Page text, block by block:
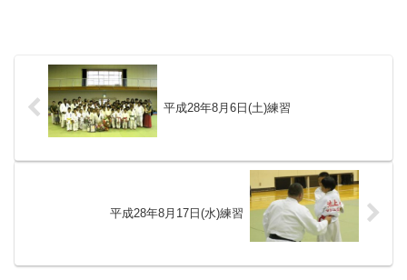
平成28年8月6日(土)練習
平成28年8月17日(水)練習